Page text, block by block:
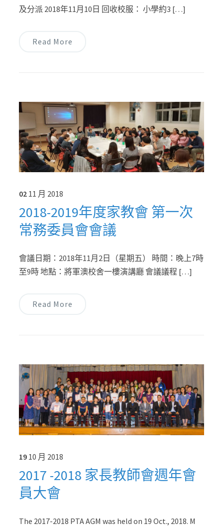
及分派 2018年11月10日 回收校服： 小學約3 […]
Read More
02 11 月 2018
2018-2019年度家教會 第一次
常務委員會會議
會議日期：2018年11月2日（星期五） 時間：晚上7時
至9時 地點：將軍澳校舍一樓演講廳 會議議程 […]
Read More
19 10 月 2018
2017 -2018 家長教師會週年會
員大會
The 2017-2018 PTA AGM was held on 19 Oct., 2018. M